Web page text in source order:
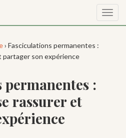
la
› Fasciculations permanentes :
partager son expérience
:
rassurer et